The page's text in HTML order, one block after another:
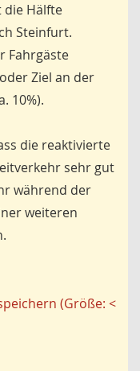
die Hälfte
Steinfurt.
Fahrgäste
Ziel an der
10%).
die reaktivierte
sehr gut
während der
weiteren
(Größe: <